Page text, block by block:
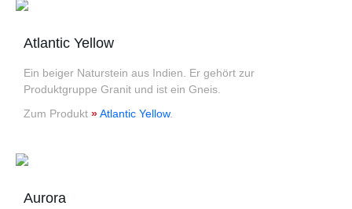
Atlantic Yellow
Ein beiger Naturstein aus Indien. Er gehört zur
Produktgruppe Granit und ist ein Gneis.
Zum Produkt »Atlantic Yellow.
Aurora